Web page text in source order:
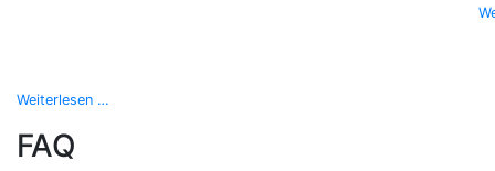
Weiterlesen …
FAQ